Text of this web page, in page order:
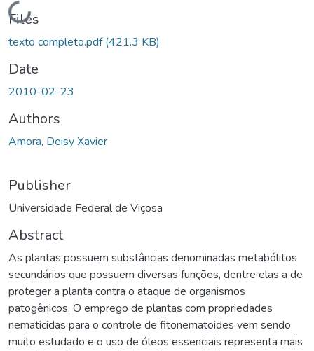
Loading...
Files
texto completo.pdf(421.3 KB)
Date
2010-02-23
Authors
Amora, Deisy Xavier
Publisher
Universidade Federal de Viçosa
Abstract
As plantas possuem substâncias denominadas metabólitos
secundários que possuem diversas funções, dentre elas a de
proteger a planta contra o ataque de organismos
patogênicos. O emprego de plantas com propriedades
nematicidas para o controle de fitonematoides vem sendo
muito estudado e o uso de óleos essenciais representa mais